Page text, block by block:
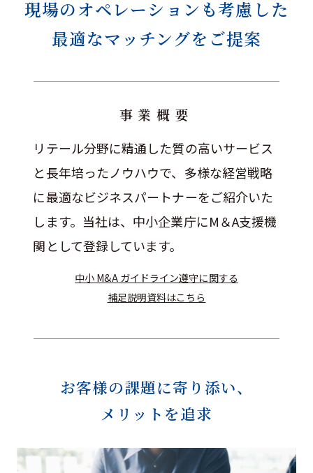
現場のオペレーションも考慮した
最適なマッチングをご提案
事業概要
リテール分野に精通した質の高いサービス
と長年培ったノウハウで、多様な経営戦略
に最適なビジネスパートナーをご紹介いた
します。当社は、中小企業庁にM＆A支援機
関として登録しています。
中小 M&A ガイドライン遵守に関する
補足説明資料はこちら
お客様の課題に寄り添い、
メリットを追求